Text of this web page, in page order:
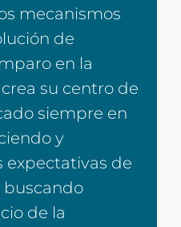
mecanismos
de
en la
su centro de
siempre en
y
expectativas de
buscando
de la